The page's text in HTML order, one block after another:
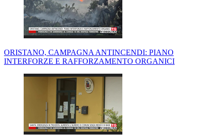
ORISTANO, CAMPAGNA ANTINCENDI: PIANO
INTERFORZE E RAFFORZAMENTO ORGANICI